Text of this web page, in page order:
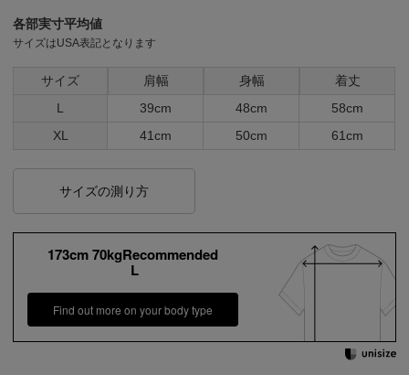
各部実寸平均値
サイズはUSA表記となります
サイズ 肩幅 身幅
着丈
L
39cm 48cm
58cm
XL
41cm 50cm 61cm
サイズの測り方
173cm 70kgRecommended
L
Find out more on your body type